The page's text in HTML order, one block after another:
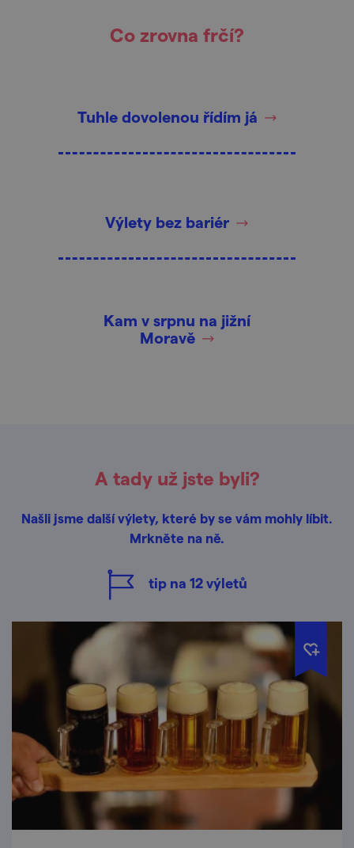
Co zrovna frčí?
Tuhle dovolenou řídím já
Výlety bez bariér
Kam v srpnu na jižní
Moravě
A tady už jste byli?
Našli jsme další výlety, které by se vám mohly líbit.
Mrkněte na ně.
tip na 12výletů